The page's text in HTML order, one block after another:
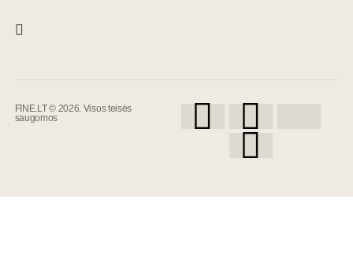
FINE.LT © 2026. Visos teisės
saugomos